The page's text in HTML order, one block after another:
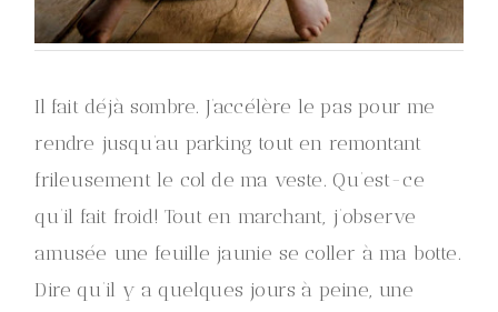
Il fait déjà sombre. J’accélère le pas pour me
rendre jusqu’au parking tout en remontant
frileusement le col de ma veste. Qu’est-ce
qu’il fait froid! Tout en marchant, j’observe
amusée une feuille jaunie se coller à ma botte.
Dire qu’il y a quelques jours à peine, une